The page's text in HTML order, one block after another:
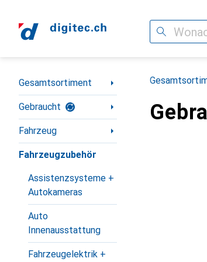
Suche
Navigation nach Kategorien
Gesamtsortiment
Gebraucht
Fahrzeug
Fahrzeugzubehör
Assistenzsysteme +
Autokameras
Auto
Innenausstattung
Fahrzeugelektrik +